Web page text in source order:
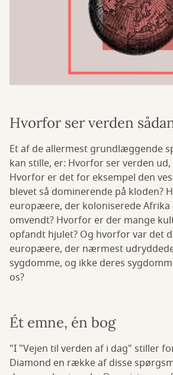
Hvorfor ser verden
Et af de allermest grundlæggende
kan stille, er: Hvorfor ser verden
Hvorfor er det for eksempel den
blevet så dominerende på kloden?
europæere, der koloniserede Afrika
omvendt? Hvorfor er der mange
opfandt hjulet? Og hvorfor var det
europæere, der nærmest
sygdomme, og ikke deres
os?
Ét emne, én bog
"I "Vejen til verden af i dag" stiller
Diamond en række af disse